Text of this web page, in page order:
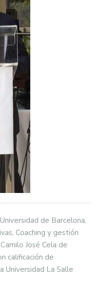
de Barcelona,
Coaching y gestión
José Cela de
calificación de
Universidad La Salle